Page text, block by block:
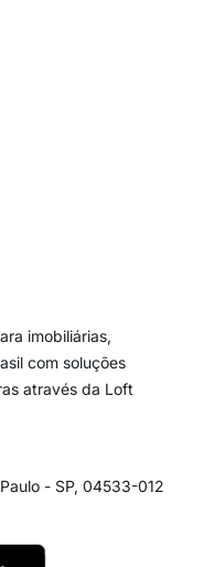
imobiliárias,
com soluções
através da Loft
- SP, 04533-012